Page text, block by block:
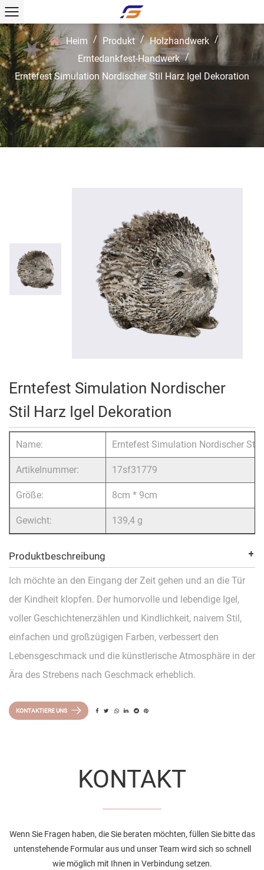
Heim / Produkt / Holzhandwerk /
Erntedankfest-Handwerk /
Erntefest Simulation Nordischer Stil Harz Igel Dekoration
Erntefest Simulation Nordischer
Stil Harz Igel Dekoration
Name: Erntefest Simulation Nordischer Stil
Artikelnummer: 17sf31779
Größe: 8cm * 9cm
Gewicht: 139,4 g
Produktbeschreibung
Ich möchte an den Eingang der Zeit gehen und an die Tür
der Kindheit klopfen. Der humorvolle und lebendige Igel,
voller Geschichtenerzählen und Kindlichkeit, naivem Stil,
einfachen und großzügigen Farben, verbessert den
Lebensgeschmack und die künstlerische Atmosphäre in der
Ära des Strebens nach Geschmack erheblich.
KONTAKTIERE UNS
KONTAKT
Wenn Sie Fragen haben, die Sie beraten möchten, füllen Sie bitte das
untenstehende Formular aus und unser Team wird sich so schnell
wie möglich mit Ihnen in Verbindung setzen.